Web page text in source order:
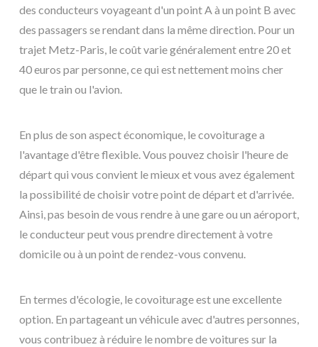
des conducteurs voyageant d'un point A à un point B avec
des passagers se rendant dans la même direction. Pour un
trajet Metz-Paris, le coût varie généralement entre 20 et
40 euros par personne, ce qui est nettement moins cher
que le train ou l'avion.
En plus de son aspect économique, le covoiturage a
l'avantage d'être flexible. Vous pouvez choisir l'heure de
départ qui vous convient le mieux et vous avez également
la possibilité de choisir votre point de départ et d'arrivée.
Ainsi, pas besoin de vous rendre à une gare ou un aéroport,
le conducteur peut vous prendre directement à votre
domicile ou à un point de rendez-vous convenu.
En termes d'écologie, le covoiturage est une excellente
option. En partageant un véhicule avec d'autres personnes,
vous contribuez à réduire le nombre de voitures sur la